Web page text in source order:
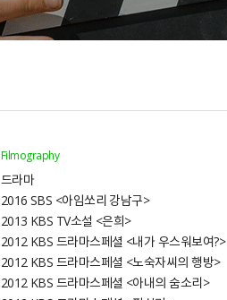
Filmography
드라마
2016 SBS <아임쏘리 강남구>
2013 KBS TV소설 <은희>
2012 KBS 드라마스페셜 <내가 우스워보여?>
2012 KBS 드라마스페셜 <노숙자씨의 행방>
2012 KBS 드라마스페셜 <아내의 숨소리>